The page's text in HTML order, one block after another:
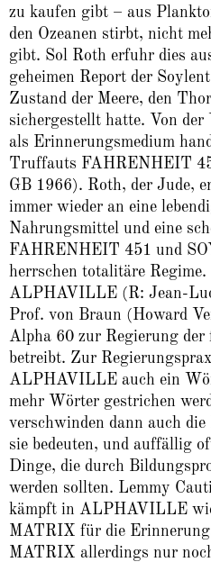
zu kaufen gibt – aus
den Ozeanen stirbt, nicht
gibt. Sol Roth erfuhr dies
geheimen Report der
Zustand der Meere, den
sichergestellt hatte. Von
als Erinnerungs­­medium
Truffauts FAHRENHEIT
GB 1966). Roth, der Jude,
immer wieder an eine
Nahrungsmittel und eine
FAHRENHEIT 451 und
herrschen totalitäre Regime.
ALPHAVILLE (R: Jean-
Prof. von Braun (Howard
Alpha 60 zur Regierung der
betreibt. Zur
ALPHAVILLE auch ein
mehr Wörter gestrichen
verschwinden dann auch
sie bedeuten, und auffällig
Dinge, die durch
werden sollten. Lemmy
kämpft in ALPHAVILLE
MATRIX für die
MATRIX allerdings nur